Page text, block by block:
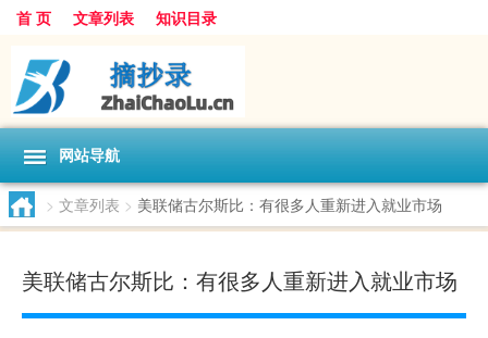
首 页 文章列表 知识目录
网站导航
> 文章列表 > 美联储古尔斯比：有很多人重新进入就业市场
美联储古尔斯比：有很多人重新进入就业市场